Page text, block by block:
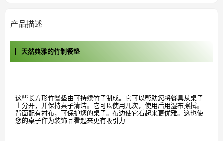
产品描述
天然典雅的竹制餐垫
这些长方形竹餐垫由可持续竹子制成。它可以帮助您将餐具从桌子
上分开，并保持桌子清洁。它可以使用几次，使用后用湿布擦拭。
背面配有衬布，可保护您的桌子。布边使它看起来更优雅。这也使
您的桌子作为装饰品看起来更有吸引力